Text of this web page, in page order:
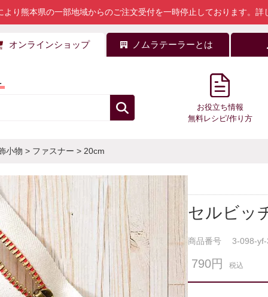
より熊本県の一部地域からのご注文受付を一時停止しております。 詳
オンラインショップ ノムラテーラーとは
お役立ち情報
無料レシピ/作り方
小物 > ファスナー > 20cm
セルビッ
商品番号 3-098-
790円 税込